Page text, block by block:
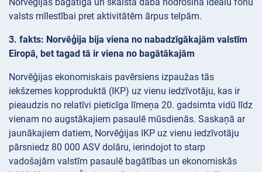
valsts mīlestībai pret aktivitātēm ārpus telpām.
3. fakts: Norvēģija bija viena no nabadzīgākajām valstīm
Eiropā, bet tagad tā ir viena no bagātākajām
Norvēģijas ekonomiskais pavērsiens izpaužas tās
iekšzemes kopproduktā (IKP) uz vienu iedzīvotāju, kas ir
pieaudzis no relatīvi pieticīga līmeņa 20. gadsimta vidū līdz
vienam no augstākajiem pasaulē mūsdienās. Saskaņā ar
jaunākajiem datiem, Norvēģijas IKP uz vienu iedzīvotāju
pārsniedz 80 000 ASV dolāru, ierindojot to starp
vadošajām valstīm pasaulē bagātības un ekonomiskās